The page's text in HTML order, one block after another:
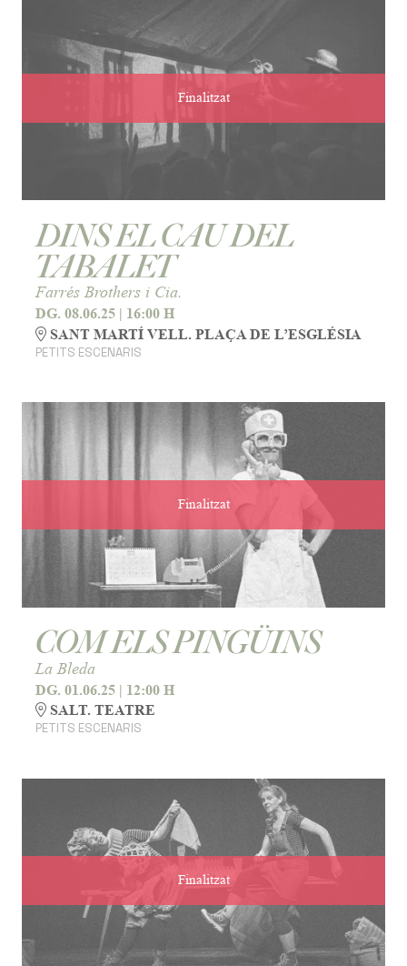
Finalitzat
DINS EL CAU DEL
TABALET
Farrés Brothers i Cia.
DG. 08.06.25 | 16:00 H
SANT MARTÍ VELL. PLAÇA DE L’ESGLÉSIA
PETITS ESCENARIS
Finalitzat
COM ELS PINGÜINS
La Bleda
DG. 01.06.25 | 12:00 H
SALT. TEATRE
PETITS ESCENARIS
Finalitzat